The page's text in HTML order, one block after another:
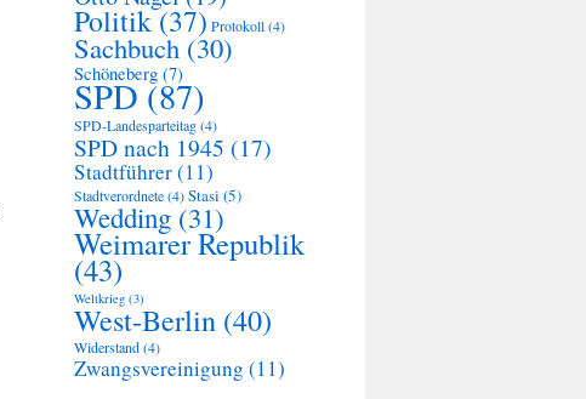
Politik(37) Protokoll(4)
Sachbuch (30)
Schöneberg (7)
SPD(87)
SPD-Landesparteitag(4)
SPD nach 1945 (17)
Stadtführer(11)
Stadtverordnete(4)Stasi (5)
Wedding (31)
Weimarer Republik
(43)
Weltkrieg (3)
West-Berlin (40)
Widerstand(4)
Zwangsvereinigung (11)